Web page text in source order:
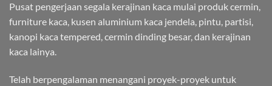
Pusat pengerjaan segala kerajinan kaca mulai produk cermin,
furniture kaca, kusen aluminium kaca jendela, pintu, partisi,
kanopi kaca tempered, cermin dinding besar, dan kerajinan
kaca lainya.
Telah berpengalaman menangani proyek-proyek untuk